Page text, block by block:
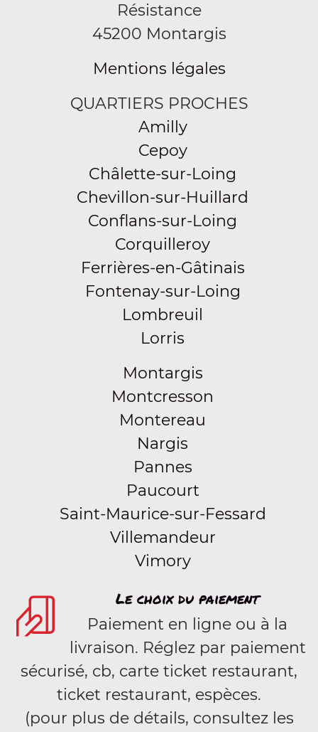
Résistance
45200 Montargis
Mentions légales
QUARTIERS PROCHES
Amilly
Cepoy
Châlette-sur-Loing
Chevillon-sur-Huillard
Conflans-sur-Loing
Corquilleroy
Ferrières-en-Gâtinais
Fontenay-sur-Loing
Lombreuil
Lorris
Montargis
Montcresson
Montereau
Nargis
Pannes
Paucourt
Saint-Maurice-sur-Fessard
Villemandeur
Vimory
Le choix du paiement
Paiement en ligne ou à la
livraison. Réglez par paiement
sécurisé, cb, carte ticket restaurant,
ticket restaurant, espèces.
(pour plus de détails, consultez les